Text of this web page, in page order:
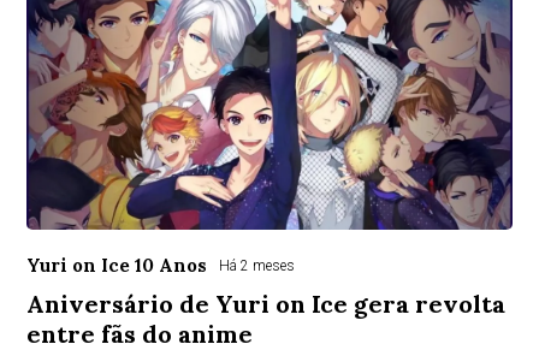
Yuri on Ice 10 Anos Há 2 meses
Aniversário de Yuri on Ice gera revolta
entre fãs do anime